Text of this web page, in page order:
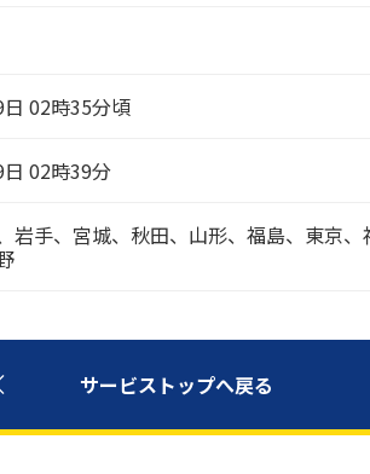
02時35分頃
02時39分
岩手、宮城、秋田、山形、福島、東京
サービストップへ戻る